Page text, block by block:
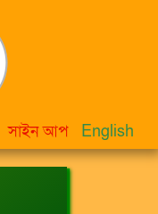
সাইন আপ English